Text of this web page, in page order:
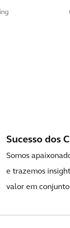
Sucesso dos
Somos
e trazemos
valor em